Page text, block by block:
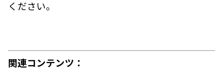
ください。
関連コンテンツ：